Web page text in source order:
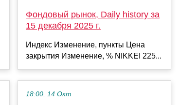
Фондовый рынок, Daily history за
15 декабря 2025 г.
Индекс Изменение, пункты Цена
закрытия Изменение, % NIKKEI 225...
18:00, 14 Окт